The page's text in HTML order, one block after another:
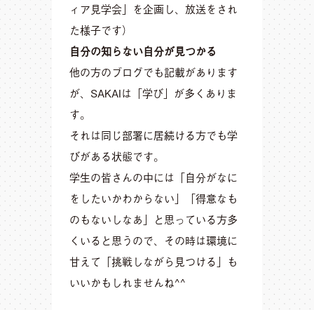
ィア見学会」を企画し、放送をされ
た様子です）
自分の知らない自分が見つかる
他の方のブログでも記載があります
が、SAKAIは「学び」が多くありま
す。
それは同じ部署に居続ける方でも学
びがある状態です。
学生の皆さんの中には「自分がなに
をしたいかわからない」「得意なも
のもないしなあ」と思っている方多
くいると思うので、その時は環境に
甘えて「挑戦しながら見つける」も
いいかもしれませんね^^